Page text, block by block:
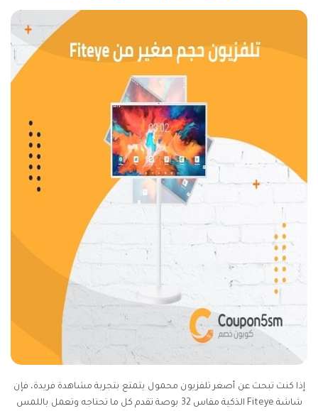
إذا كنت تبحث عن أصغر تلفزيون محمول يتمتع بتجربة مشاهدة فريدة، فإن
شاشة Fiteye الذكية مقاس 32 بوصة تقدم كل ما تحتاجه وتعمل باللمس